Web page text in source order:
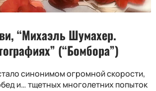
“Михаэль Шумахер.
(“Бомбора”)
синонимом огромной скорости,
и… тщетных многолетних попыток